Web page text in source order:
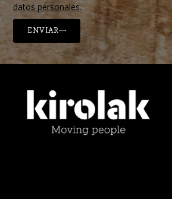
datos personales.
ENVIAR